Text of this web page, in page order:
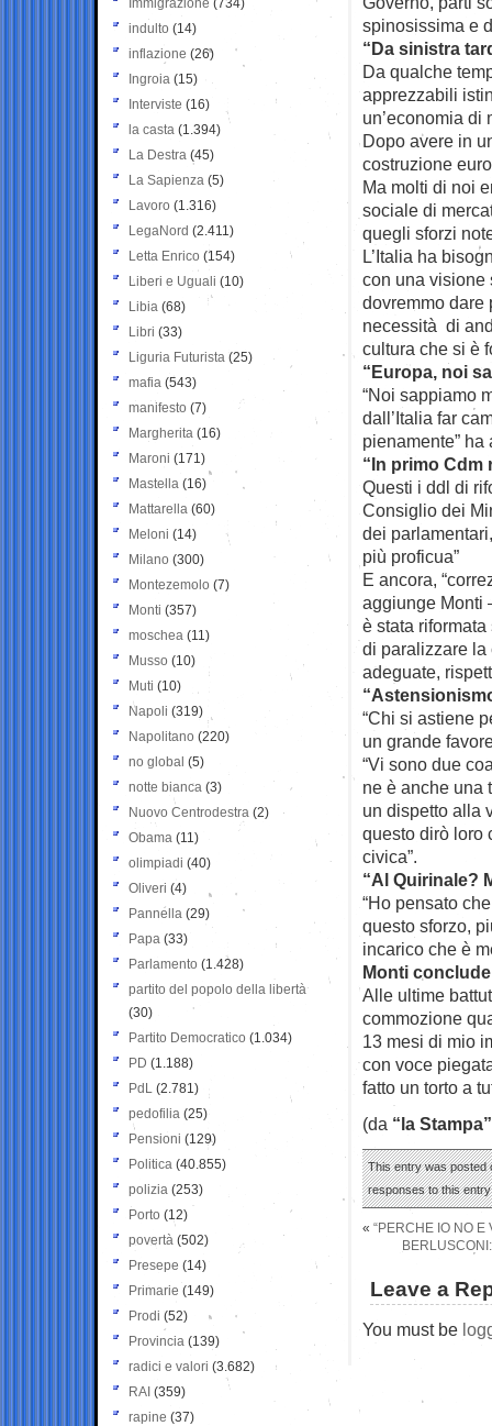
spinosissima e
“Da sinistra
Da qualche
apprezzabili
un’economia di
Dopo avere in
costruzione
Ma molti di noi
sociale di
quegli sforzi
L’Italia ha
con una visione
dovremmo dare
necessità di
cultura che si è
“Europa, noi
“Noi sappiamo
dall’Italia far
pienamente” ha
“In primo Cdm
Questi i ddl di
Consiglio dei
dei
più proficua”
E ancora,
aggiunge Monti
è stata
di paralizzare la
adeguate,
“Chi si astiene
un grande
“Vi sono due
ne è anche una
un dispetto alla
questo dirò loro
civica”.
“Al Quirinale?
“Ho pensato
questo sforzo,
incarico che è
Monti
Alle ultime
commozione
13 mesi di mio
con voce
fatto un torto a
(da “la Stampa”
This entry was posted
responses to this
« “PERCHE IO NO E
Leave a
You must be
Immigrazione (734)
indulto (14)
inflazione (26)
Ingroia (15)
Interviste (16)
la casta (1.394)
La Destra (45)
La Sapienza (5)
Lavoro (1.316)
LegaNord (2.411)
Letta Enrico (154)
Liberi e Uguali (10)
Libia (68)
Libri (33)
Liguria Futurista (25)
mafia (543)
manifesto (7)
Margherita (16)
Maroni (171)
Mastella (16)
Mattarella (60)
Meloni (14)
Milano (300)
Montezemolo (7)
Monti (357)
moschea (11)
Musso (10)
Muti (10)
Napoli (319)
Napolitano (220)
no global (5)
notte bianca (3)
Nuovo Centrodestra (2)
Obama (11)
olimpiadi (40)
Oliveri (4)
Pannella (29)
Papa (33)
Parlamento (1.428)
partito del popolo della libertà
(30)
Partito Democratico (1.034)
PD (1.188)
PdL (2.781)
pedofilia (25)
Pensioni (129)
Politica (40.855)
polizia (253)
Porto (12)
povertà (502)
Presepe (14)
Primarie (149)
Prodi (52)
Provincia (139)
radici e valori (3.682)
RAI (359)
rapine (37)